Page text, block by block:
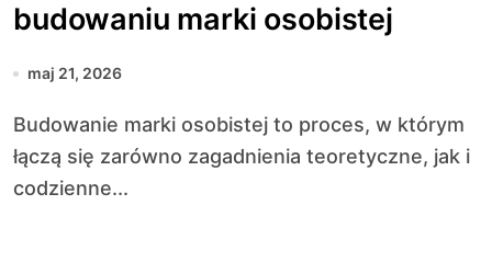
budowaniu marki osobistej
maj 21, 2026
Budowanie marki osobistej to proces, w którym
łączą się zarówno zagadnienia teoretyczne, jak i
codzienne...